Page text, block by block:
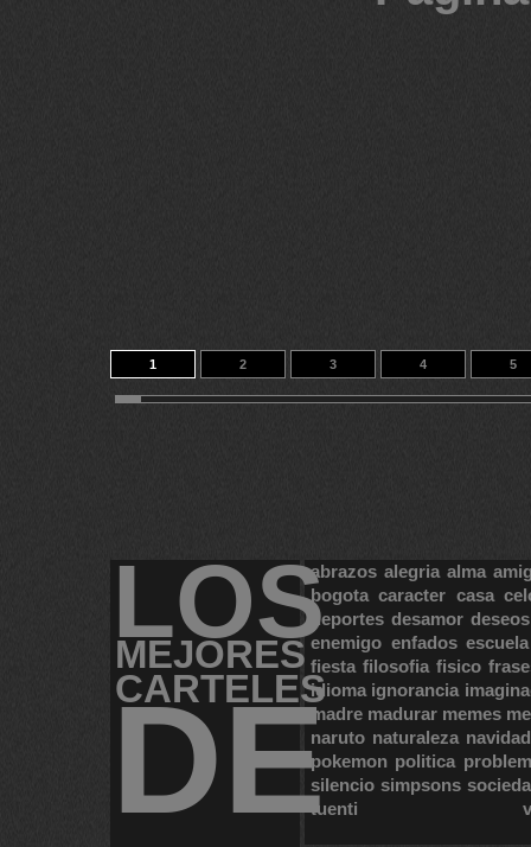
1 2 3 4 5
11 12 13 14 149
LOS
MEJORES
CARTELES
DE
abrazos alegria alma
bogota caracter casa
deportes desamor deseos
enemigo enfados escuela
fiesta filosofia fisico
idioma ignorancia
madre madurar memes
naruto naturaleza navidad
pokemon politica
silencio simpsons
tuenti